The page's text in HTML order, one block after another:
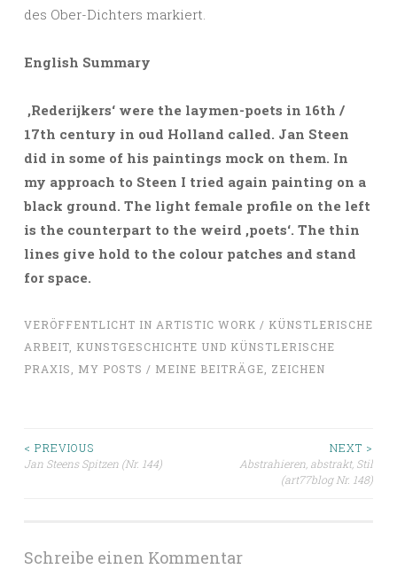
des Ober-Dichters markiert.
English Summary
‚Rederijkers‘ were the laymen-poets in 16th /
17th century in oud Holland called. Jan Steen
did in some of his paintings mock on them. In
my approach to Steen I tried again painting on a
black ground. The light female profile on the left
is the counterpart to the weird ‚poets‘. The thin
lines give hold to the colour patches and stand
for space.
VERÖFFENTLICHT IN ARTISTIC WORK / KÜNSTLERISCHE
ARBEIT KUNSTGESCHICHTE UND KÜNSTLERISCHE
PRAXIS
MY POSTS / MEINE BEITRÄGE ZEICHEN
Beitragsnavigation
< PREVIOUS
Jan Steens Spitzen (Nr. 144)
NEXT >
Abstrahieren, abstrakt, Stil
(art77blog Nr. 148)
Schreibe einen Kommentar